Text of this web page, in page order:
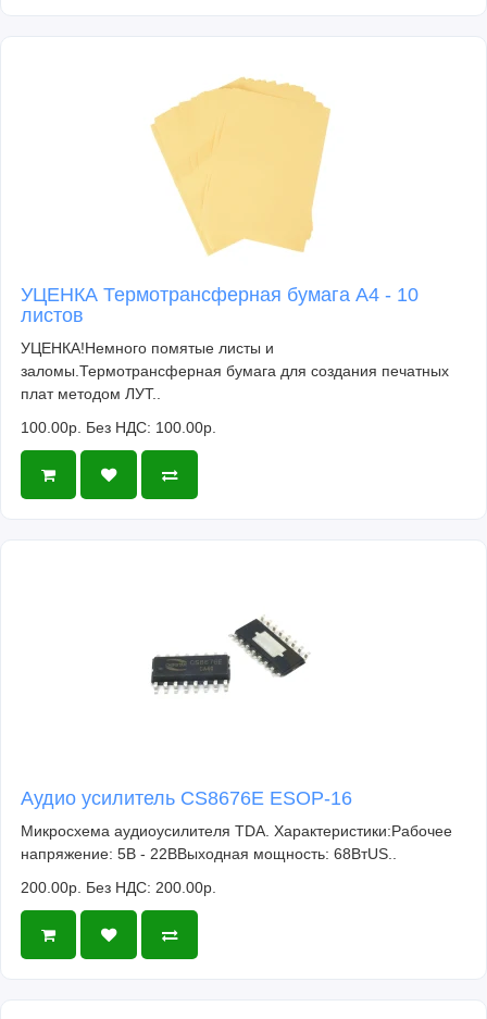
УЦЕНКА Термотрансферная бумага А4 - 10
листов
УЦЕНКА!Немного помятые листы и
заломы.Термотрансферная бумага для создания печатных
плат методом ЛУТ..
100.00р. Без НДС: 100.00р.
Аудио усилитель CS8676E ESOP-16
Микросхема аудиоусилителя TDA. Характеристики:Рабочее
напряжение: 5В - 22ВВыходная мощность: 68ВтUS..
200.00р. Без НДС: 200.00р.